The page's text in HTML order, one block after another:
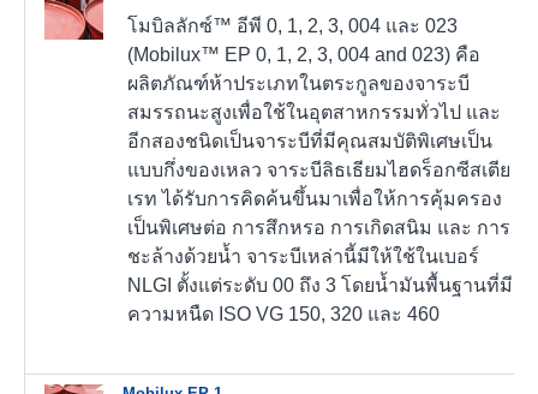
โมบิลลักซ์™ อีพี 0, 1, 2, 3, 004 และ 023
(Mobilux™ EP 0, 1, 2, 3, 004 and 023) คือ
ผลิตภัณฑ์ห้าประเภทในตระกูลของจาระบี
สมรรถนะสูงเพื่อใช้ในอุตสาหกรรมทั่วไป และ
อีกสองชนิดเป็นจาระบีที่มีคุณสมบัติพิเศษเป็น
แบบกึ่งของเหลว จาระบีลิธเธียมไฮดร็อกซีสเตีย
เรท ได้รับการคิดค้นขึ้นมาเพื่อให้การคุ้มครอง
เป็นพิเศษต่อ การสึกหรอ การเกิดสนิม และ การ
ชะล้างด้วยน้ำ จาระบีเหล่านี้มีให้ใช้ในเบอร์
NLGI ตั้งแต่ระดับ 00 ถึง 3 โดยน้ำมันพื้นฐานที่มี
ความหนืด ISO VG 150, 320 และ 460